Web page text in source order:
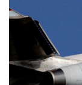
EduTech
IT Times
生成式AI與雲端